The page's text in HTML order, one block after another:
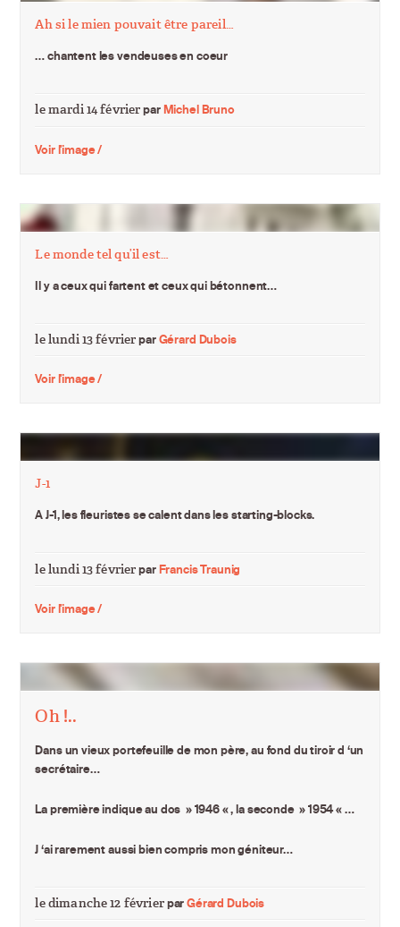
Ah si le mien pouvait être pareil…
… chantent les vendeuses en coeur
le mardi 14 févrierparMichel Bruno
Voir l'image /
Le monde tel qu’il est…
Il y a ceux qui fartent et ceux qui bétonnent…
le lundi 13 févrierparGérard Dubois
Voir l'image /
J-1
A J-1, les fleuristes se calent dans les starting-blocks.
le lundi 13 févrierparFrancis Traunig
Voir l'image /
Oh !..
Dans un vieux portefeuille de mon père, au fond du tiroir d ‘un
secrétaire…
La première indique au dos » 1946 « , la seconde » 1954 « …
J ‘ai rarement aussi bien compris mon géniteur…
le dimanche 12 févrierparGérard Dubois